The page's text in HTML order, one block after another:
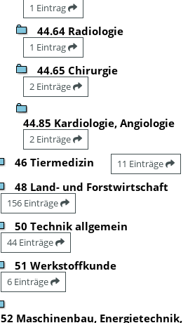
1 Eintrag
44.64 Radiologie
1 Eintrag
44.65 Chirurgie
2 Einträge
44.85 Kardiologie, Angiologie
2 Einträge
46 Tiermedizin 11 Einträge
48 Land- und Forstwirtschaft
156 Einträge
50 Technik allgemein
44 Einträge
51 Werkstoffkunde
6 Einträge
52 Maschinenbau, Energietechnik,